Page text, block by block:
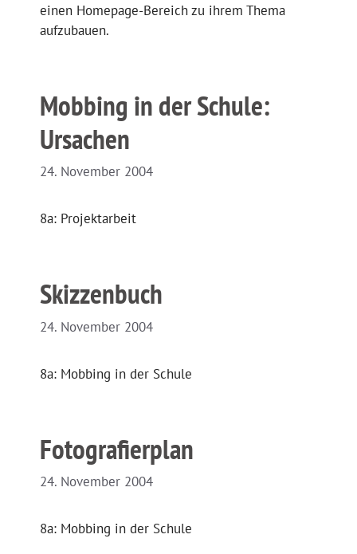
einen Homepage-Bereich zu ihrem Thema
aufzubauen.
Mobbing in der Schule:
Ursachen
24. November 2004
8a: Projektarbeit
Skizzenbuch
24. November 2004
8a: Mobbing in der Schule
Fotografierplan
24. November 2004
8a: Mobbing in der Schule